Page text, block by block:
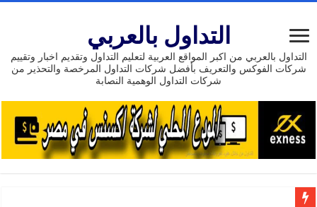
التداول بالعربي
التداول بالعربي من اكبر المواقع العربية لتعليم التداول وتقديم اخبار وتقييم
شركات الفوكس والتعريف بأفضل شركات التداول المرخصة والتحذير من
شركات التداول الوهمية النصابة